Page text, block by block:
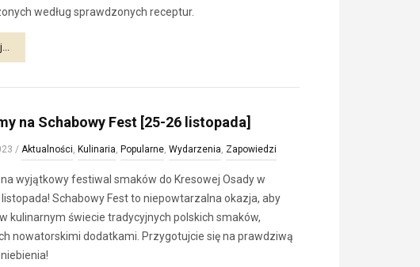
według sprawdzonych receptur.
na Schabowy Fest [25-26 listopada]
/ Aktualności, Kulinaria, Popularne, Wydarzenia, Zapowiedzi
wyjątkowy festiwal smaków do Kresowej Osady w
Schabowy Fest to niepowtarzalna okazja, aby
kulinarnym świecie tradycyjnych polskich smaków,
nowatorskimi dodatkami. Przygotujcie się na prawdziwą